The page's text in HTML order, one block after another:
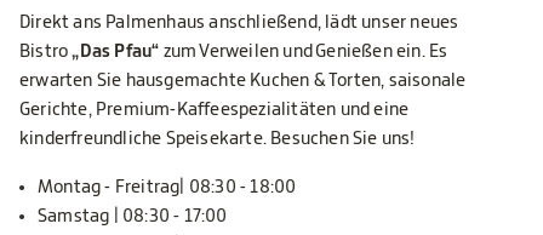
Direkt ans Palmenhaus anschließend, lädt unser neues
Bistro„Das Pfau“ zum Verweilen und Genießen ein. Es
erwarten Sie hausgemachte Kuchen & Torten, saisonale
Gerichte, Premium-Kaffeespezialitäten und eine
kinderfreundliche Speisekarte. Besuchen Sie uns!
Montag - Freitrag| 08:30 - 18:00
Samstag | 08:30 - 17:00